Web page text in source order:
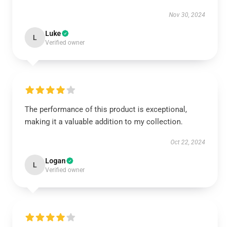
Nov 30, 2024
L Luke
Verified owner
The performance of this product is exceptional,
making it a valuable addition to my collection.
Oct 22, 2024
L Logan
Verified owner